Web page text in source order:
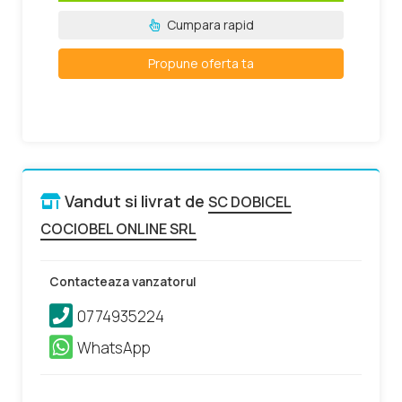
Cumpara rapid
Propune oferta ta
Vandut si livrat de SC DOBICEL
COCIOBEL ONLINE SRL
Contacteaza vanzatorul
0774935224
WhatsApp